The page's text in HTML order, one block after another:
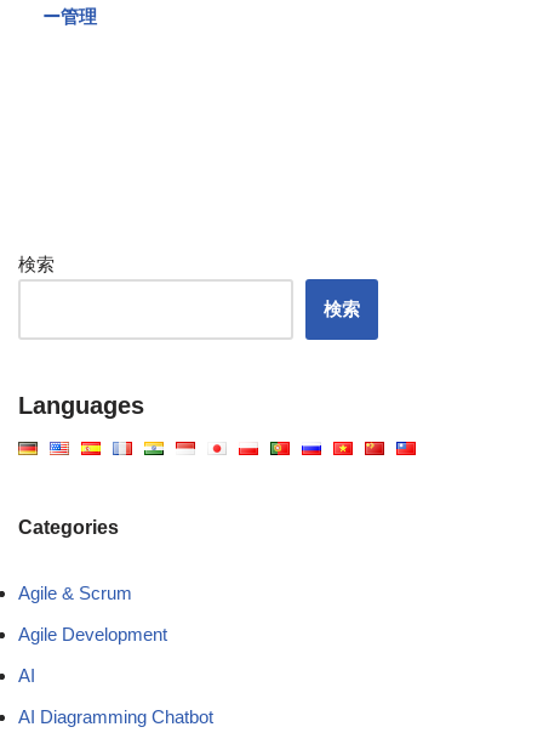
ー管理
検索
検索
Languages
Categories
Agile & Scrum
Agile Development
AI
AI Diagramming Chatbot